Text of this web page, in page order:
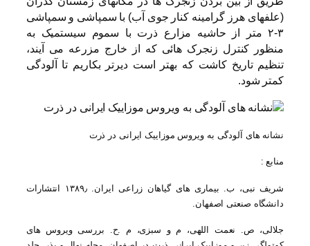
(علفهای هرز گرامینه کنار جوی آب) با سمپاشی و سمپاشی
۳-۲ متر از حاشیه مزارع ذرت با سموم سیستمیک به
منظور کنترل زنجرک هائی که از خارج مزرعه می آیند،
تنظیم تاریخ کاشت که بهتر است دیرتر بکاریم تا آلودگی
کمتر شود.
نشانه های آلودگی به ویروس موزاییک ایرانی در ذرت
منابع :
شریف نبی، ب. بیماری های گیاهان زراعی ایران. ۱۳۸۹٫ انتشارات
دانشگاه صنعتی اصفهان.
جلالی، ص. نعمت اللهی، م و سبزی، م .ح. بررسی ویروس های